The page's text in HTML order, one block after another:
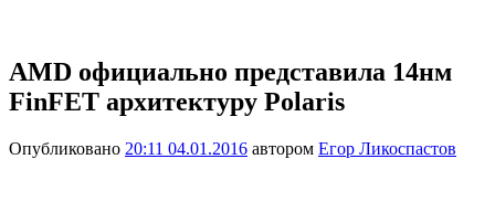
AMD официально представила 14нм
FinFET архитектуру Polaris
Опубликовано 20:11 04.01.2016 автором Егор Ликоспастов